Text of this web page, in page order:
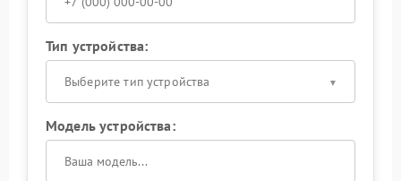
Тип устройства:
Выберите тип устройства
Модель устройства: